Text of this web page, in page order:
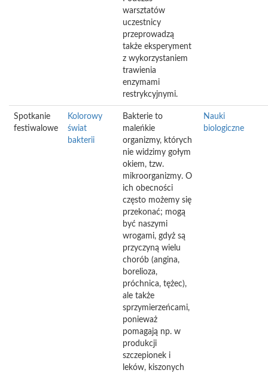
warsztatów
uczestnicy
przeprowadzą
także eksperyment
z wykorzystaniem
trawienia
enzymami
restrykcyjnymi.
Spotkanie
festiwalowe
Kolorowy
świat
bakterii
Bakterie to
maleńkie
organizmy, których
nie widzimy gołym
okiem, tzw.
mikroorganizmy. O
ich obecności
często możemy się
przekonać; mogą
być naszymi
wrogami, gdyż są
przyczyną wielu
chorób (angina,
borelioza,
próchnica, tężec),
ale także
sprzymierzeńcami,
ponieważ
pomagają np. w
produkcji
szczepionek i
leków, kiszonych
Nauki
biologiczne